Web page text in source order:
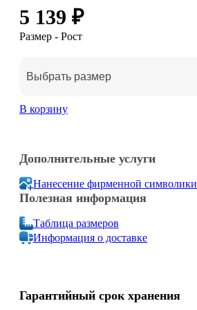
5 139 ₽
Размер - Рост
Выбрать размер
В корзину
Дополнительные услуги
Нанесение фирменной символики
Полезная информация
Таблица размеров
Информация о доставке
Гарантийный срок хранения